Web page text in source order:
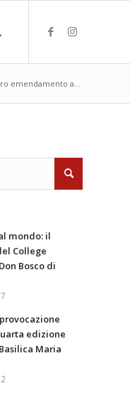
emendamento a...
mondo: il
College
Bosco di
provocazione
edizione
Maria